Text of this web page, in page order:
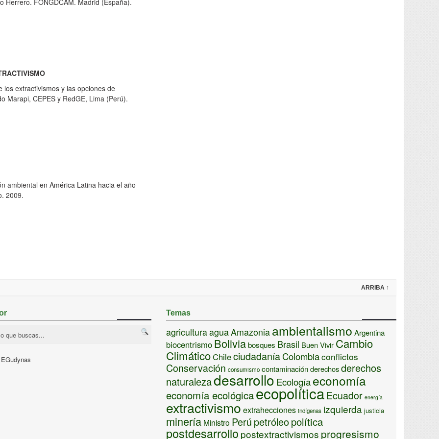
Herrero. FONGDCAM. Madrid (España).
los extractivismos y las opciones de
Marapi, CEPES y RedGE, Lima (Perú).
ambiental en América Latina hacia el año
2009.
ARRIBA ↑
Temas
agriculturaaguaAmazonia ambientalismo Argentina
biocentrismo Boliviabosques Brasil Buen Vivir Cambio
ClimáticoChileciudadaníaColombiaconflictos
Conservación consumismo contaminaciónderechosderechos
naturalezadesarrollo Ecologíaeconomía
economía ecológicaecopolíticaEcuador energía
extractivismo extrahecciones indígenas izquierda justicia
minería Ministro Perú petróleopolítica
postdesarrollo postextractivismos progresismo